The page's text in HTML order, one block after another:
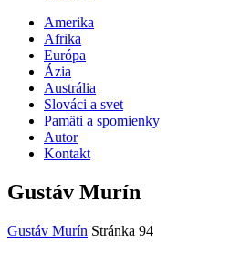
Amerika
Afrika
Európa
Ázia
Austrália
Slováci a svet
Pamäti a spomienky
Autor
Kontakt
Gustáv Murín
Gustáv Murín Stránka 94